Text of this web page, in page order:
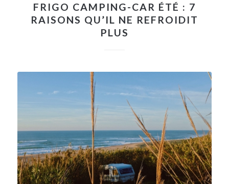
FRIGO CAMPING-CAR ÉTÉ : 7
RAISONS QU’IL NE REFROIDIT
PLUS